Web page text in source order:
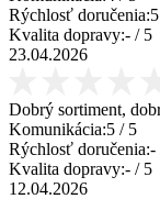
Rýchlosť doručenia:5
Kvalita dopravy:- / 5
23.04.2026
Dobrý sortiment,
Komunikácia:5 / 5
Rýchlosť doručenia:-
Kvalita dopravy:- / 5
12.04.2026